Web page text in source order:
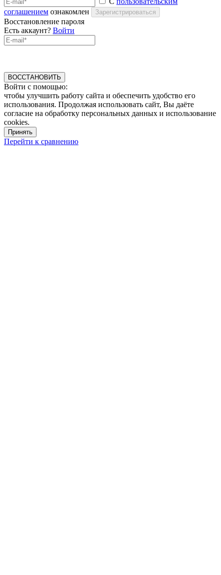
соглашением ознакомлен Зарегистрироваться
Восстановление пароля
Есть аккаунт? Войти
ВОССТАНОВИТЬ
Войти с помощью:
чтобы улучшить работу сайта и обеспечить удобство его
использования. Продолжая использовать сайт, Вы даёте
согласие на обработку персональных данных и использование
cookies.
Принять
Перейти к сравнению